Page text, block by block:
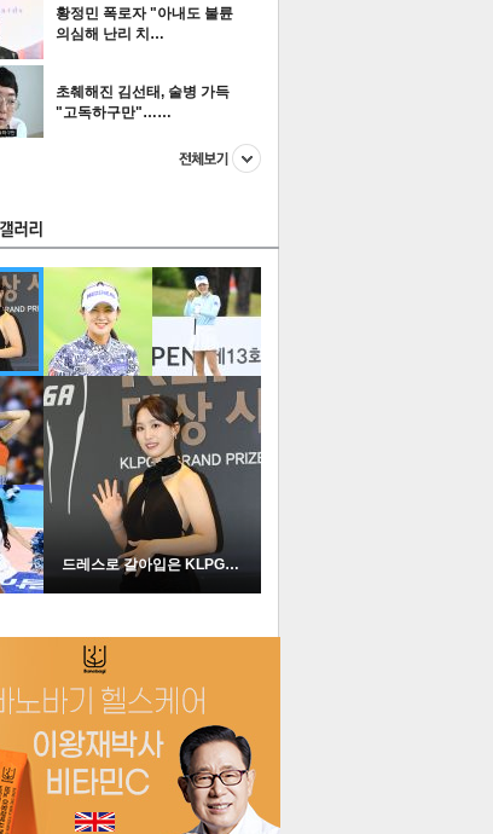
스포츠 포토
황정민 폭로자 "아내도 불륜
의심해 난리 치…
초췌해진 김선태, 술병 가득
"고독하구만"……
더보기
드레스로 갈아입은 KLPGA …